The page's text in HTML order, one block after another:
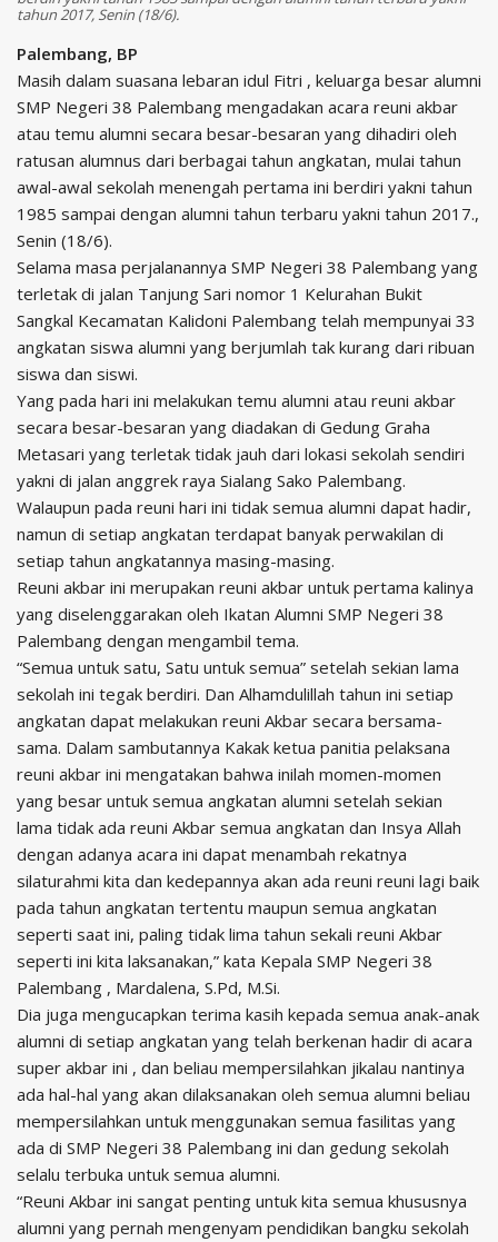
tahun 2017, Senin (18/6).
Palembang, BP
Masih dalam suasana lebaran idul Fitri , keluarga besar alumni
SMP Negeri 38 Palembang mengadakan acara reuni akbar
atau temu alumni secara besar-besaran yang dihadiri oleh
ratusan alumnus dari berbagai tahun angkatan, mulai tahun
awal-awal sekolah menengah pertama ini berdiri yakni tahun
1985 sampai dengan alumni tahun terbaru yakni tahun 2017.,
Senin (18/6).
Selama masa perjalanannya SMP Negeri 38 Palembang yang
terletak di jalan Tanjung Sari nomor 1 Kelurahan Bukit
Sangkal Kecamatan Kalidoni Palembang telah mempunyai 33
angkatan siswa alumni yang berjumlah tak kurang dari ribuan
siswa dan siswi.
Yang pada hari ini melakukan temu alumni atau reuni akbar
secara besar-besaran yang diadakan di Gedung Graha
Metasari yang terletak tidak jauh dari lokasi sekolah sendiri
yakni di jalan anggrek raya Sialang Sako Palembang.
Walaupun pada reuni hari ini tidak semua alumni dapat hadir,
namun di setiap angkatan terdapat banyak perwakilan di
setiap tahun angkatannya masing-masing.
Reuni akbar ini merupakan reuni akbar untuk pertama kalinya
yang diselenggarakan oleh Ikatan Alumni SMP Negeri 38
Palembang dengan mengambil tema.
“Semua untuk satu, Satu untuk semua” setelah sekian lama
sekolah ini tegak berdiri. Dan Alhamdulillah tahun ini setiap
angkatan dapat melakukan reuni Akbar secara bersama-
sama. Dalam sambutannya Kakak ketua panitia pelaksana
reuni akbar ini mengatakan bahwa inilah momen-momen
yang besar untuk semua angkatan alumni setelah sekian
lama tidak ada reuni Akbar semua angkatan dan Insya Allah
dengan adanya acara ini dapat menambah rekatnya
silaturahmi kita dan kedepannya akan ada reuni reuni lagi baik
pada tahun angkatan tertentu maupun semua angkatan
seperti saat ini, paling tidak lima tahun sekali reuni Akbar
seperti ini kita laksanakan,” kata Kepala SMP Negeri 38
Palembang , Mardalena, S.Pd, M.Si.
Dia juga mengucapkan terima kasih kepada semua anak-anak
alumni di setiap angkatan yang telah berkenan hadir di acara
super akbar ini , dan beliau mempersilahkan jikalau nantinya
ada hal-hal yang akan dilaksanakan oleh semua alumni beliau
mempersilahkan untuk menggunakan semua fasilitas yang
ada di SMP Negeri 38 Palembang ini dan gedung sekolah
selalu terbuka untuk semua alumni.
“Reuni Akbar ini sangat penting untuk kita semua khususnya
alumni yang pernah mengenyam pendidikan bangku sekolah